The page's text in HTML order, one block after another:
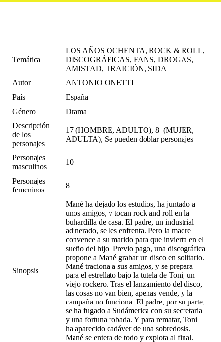
Temática
LOS AÑOS OCHENTA, ROCK & ROLL,
DISCOGRÁFICAS, FANS, DROGAS,
AMISTAD, TRAICIÓN, SIDA
Autor
ANTONIO ONETTI
País
España
Género
Drama
Descripción
de los
personajes
17 (HOMBRE, ADULTO), 8 (MUJER,
ADULTA), Se pueden doblar personajes
Personajes
masculinos
10
Personajes
femeninos
8
Sinopsis
Mané ha dejado los estudios, ha juntado a
unos amigos, y tocan rock and roll en la
buhardilla de casa. El padre, un industrial
adinerado, se les enfrenta. Pero la madre
convence a su marido para que invierta en el
sueño del hijo. Previo pago, una discográfica
propone a Mané grabar un disco en solitario.
Mané traciona a sus amigos, y se prepara
para el estrellato bajo la tutela de Toni, un
viejo rockero. Tras el lanzamiento del disco,
las cosas no van bien, apenas vende, y la
campaña no funciona. El padre, por su parte,
se ha fugado a Sudámerica con su secretaria
y una fortuna robada. Y para rematar, Toni
ha aparecido cadáver de una sobredosis.
Mané se entera de todo y explota al final.